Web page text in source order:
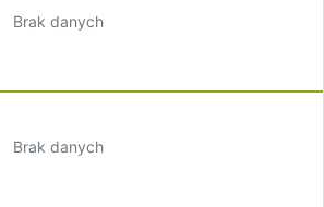
Brak danych
Brak danych